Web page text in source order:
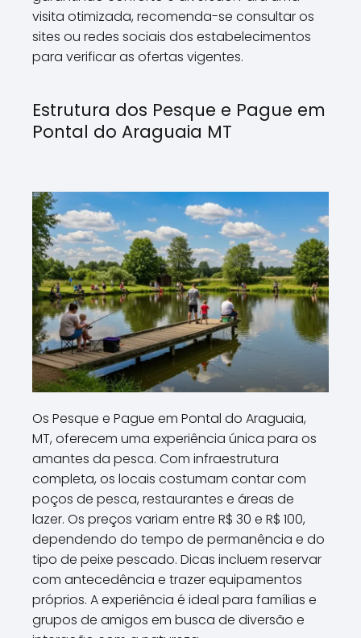
visita otimizada, recomenda-se consultar os
sites ou redes sociais dos estabelecimentos
para verificar as ofertas vigentes.
Estrutura dos Pesque e Pague em
Pontal do Araguaia MT
Os Pesque e Pague em Pontal do Araguaia,
MT, oferecem uma experiência única para os
amantes da pesca. Com infraestrutura
completa, os locais costumam contar com
poços de pesca, restaurantes e áreas de
lazer. Os preços variam entre R$ 30 e R$ 100,
dependendo do tempo de permanência e do
tipo de peixe pescado. Dicas incluem reservar
com antecedência e trazer equipamentos
próprios. A experiência é ideal para famílias e
grupos de amigos em busca de diversão e